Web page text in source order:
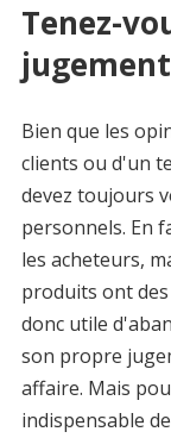
Tenez-
Bien que les
clients ou d'un
devez toujours
personnels. En
les acheteurs,
produits ont
donc utile
son propre
affaire. Mais
indispensable